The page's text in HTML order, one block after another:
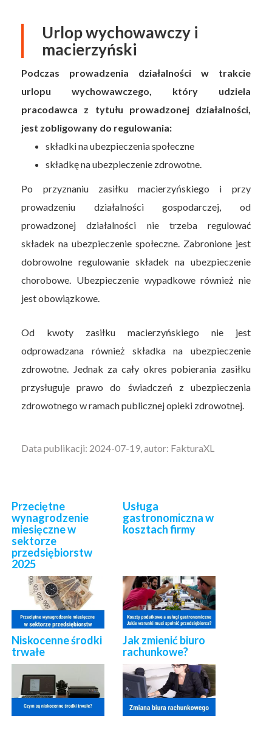
Urlop wychowawczy i
macierzyński
Podczas prowadzenia działalności w trakcie
urlopu wychowawczego, który udziela
pracodawca z tytułu prowadzonej działalności,
jest zobligowany do regulowania:
składki na ubezpieczenia społeczne
składkę na ubezpieczenie zdrowotne.
Po przyznaniu zasiłku macierzyńskiego i przy
prowadzeniu działalności gospodarczej, od
prowadzonej działalności nie trzeba regulować
składek na ubezpieczenie społeczne. Zabronione jest
dobrowolne regulowanie składek na ubezpieczenie
chorobowe. Ubezpieczenie wypadkowe również nie
jest obowiązkowe.
Od kwoty zasiłku macierzyńskiego nie jest
odprowadzana również składka na ubezpieczenie
zdrowotne. Jednak za cały okres pobierania zasiłku
przysługuje prawo do świadczeń z ubezpieczenia
zdrowotnego w ramach publicznej opieki zdrowotnej.
Data publikacji: 2024-07-19, autor: FakturaXL
Przeciętne
wynagrodzenie
miesięczne w
sektorze
przedsiębiorstw
2025
Usługa
gastronomiczna w
kosztach firmy
Niskocenne środki
trwałe
Jak zmienić biuro
rachunkowe?